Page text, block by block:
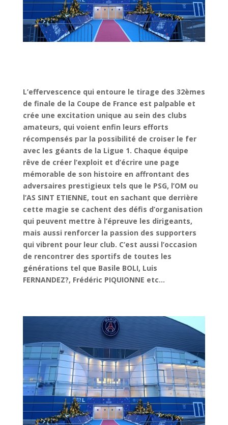
L’effervescence qui entoure le tirage des 32èmes
de finale de la Coupe de France est palpable et
crée une excitation unique au sein des clubs
amateurs, qui voient enfin leurs efforts
récompensés par la possibilité de croiser le fer
avec les géants de la Ligue 1. Chaque équipe
rêve de créer l’exploit et d’écrire une page
mémorable de son histoire en affrontant des
adversaires prestigieux tels que le PSG, l’OM ou
l’AS SINT ETIENNE, tout en sachant que derrière
cette magie se cachent des défis d’organisation
qui peuvent mettre à l’épreuve les dirigeants,
mais aussi renforcer la passion des supporters
qui vibrent pour leur club. C’est aussi l’occasion
de rencontrer des sportifs de toutes les
générations tel que Basile BOLI, Luis
FERNANDEZ?, Frédéric PIQUIONNE etc…